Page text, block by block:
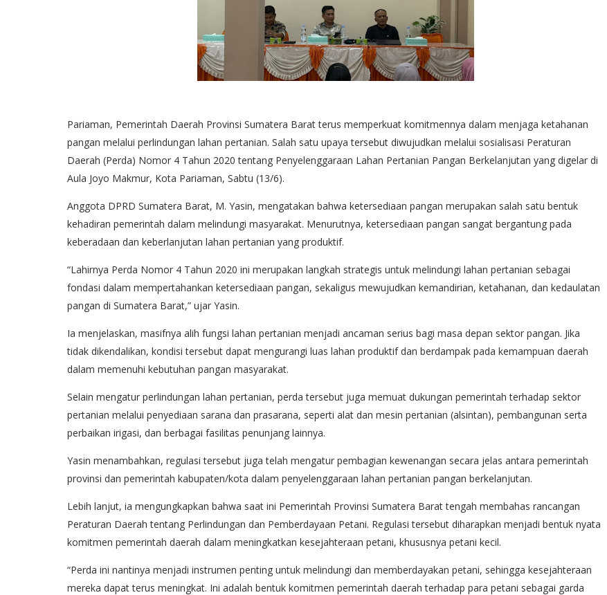
Pariaman, Pemerintah Daerah Provinsi Sumatera Barat terus memperkuat komitmennya dalam menjaga ketahanan
pangan melalui perlindungan lahan pertanian. Salah satu upaya tersebut diwujudkan melalui sosialisasi Peraturan
Daerah (Perda) Nomor 4 Tahun 2020 tentang Penyelenggaraan Lahan Pertanian Pangan Berkelanjutan yang digelar di
Aula Joyo Makmur, Kota Pariaman, Sabtu (13/6).
Anggota DPRD Sumatera Barat, M. Yasin, mengatakan bahwa ketersediaan pangan merupakan salah satu bentuk
kehadiran pemerintah dalam melindungi masyarakat. Menurutnya, ketersediaan pangan sangat bergantung pada
keberadaan dan keberlanjutan lahan pertanian yang produktif.
“Lahirnya Perda Nomor 4 Tahun 2020 ini merupakan langkah strategis untuk melindungi lahan pertanian sebagai
fondasi dalam mempertahankan ketersediaan pangan, sekaligus mewujudkan kemandirian, ketahanan, dan kedaulatan
pangan di Sumatera Barat,” ujar Yasin.
Ia menjelaskan, masifnya alih fungsi lahan pertanian menjadi ancaman serius bagi masa depan sektor pangan. Jika
tidak dikendalikan, kondisi tersebut dapat mengurangi luas lahan produktif dan berdampak pada kemampuan daerah
dalam memenuhi kebutuhan pangan masyarakat.
Selain mengatur perlindungan lahan pertanian, perda tersebut juga memuat dukungan pemerintah terhadap sektor
pertanian melalui penyediaan sarana dan prasarana, seperti alat dan mesin pertanian (alsintan), pembangunan serta
perbaikan irigasi, dan berbagai fasilitas penunjang lainnya.
Yasin menambahkan, regulasi tersebut juga telah mengatur pembagian kewenangan secara jelas antara pemerintah
provinsi dan pemerintah kabupaten/kota dalam penyelenggaraan lahan pertanian pangan berkelanjutan.
Lebih lanjut, ia mengungkapkan bahwa saat ini Pemerintah Provinsi Sumatera Barat tengah membahas rancangan
Peraturan Daerah tentang Perlindungan dan Pemberdayaan Petani. Regulasi tersebut diharapkan menjadi bentuk nyata
komitmen pemerintah daerah dalam meningkatkan kesejahteraan petani, khususnya petani kecil.
“Perda ini nantinya menjadi instrumen penting untuk melindungi dan memberdayakan petani, sehingga kesejahteraan
mereka dapat terus meningkat. Ini adalah bentuk komitmen pemerintah daerah terhadap para petani sebagai garda